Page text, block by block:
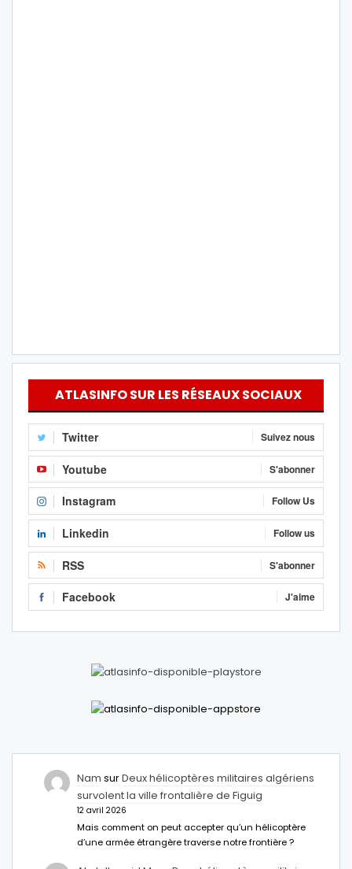
ATLASINFO SUR LES RÉSEAUX SOCIAUX
Twitter Suivez nous
Youtube S'abonner
Instagram Follow Us
Linkedin Follow us
RSS S'abonner
Facebook J'aime
Nam surDeux hélicoptères militaires algériens
survolent la ville frontalière de Figuig
12 avril 2026
Mais comment on peut accepter qu’un hélicoptère
d’une armée étrangère traverse notre frontière ?